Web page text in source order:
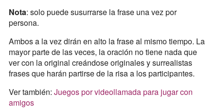
Nota: solo puede susurrarse la frase una vez por
persona.
Ambos a la vez dirán en alto la frase al mismo tiempo. La
mayor parte de las veces, la oración no tiene nada que
ver con la original creándose originales y surrealistas
frases que harán partirse de la risa a los participantes.
Ver también: Juegos por videollamada para jugar con
amigos